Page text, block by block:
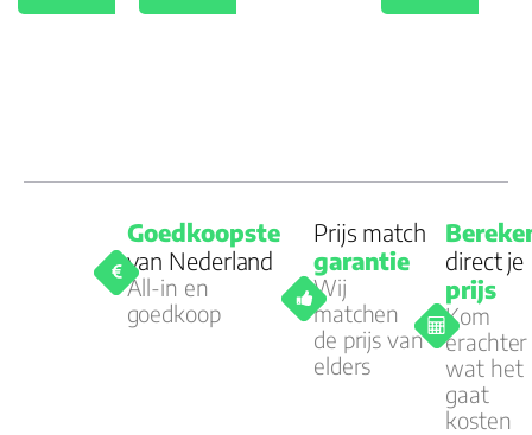
Goedkoopste
van Nederland
All-in en
goedkoop
Prijs match
garantie
Wij
matchen
de prijs van
elders
direct je
prijs
Kom
erachter
wat het
gaat
kosten